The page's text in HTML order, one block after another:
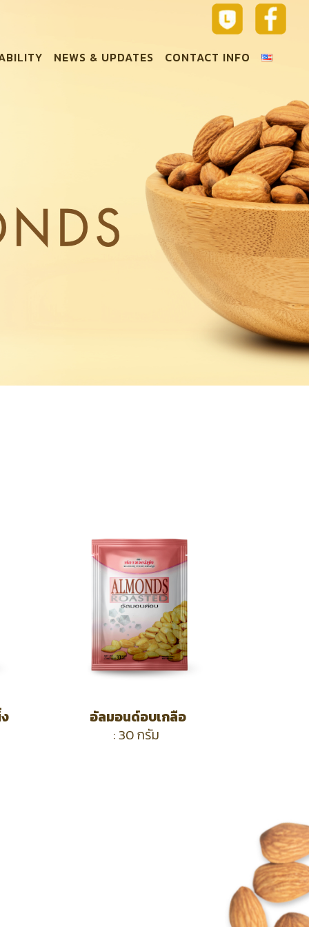
NEWS & UPDATES CONTACT INFO
อัลมอนด์อบเกลือ
: 30 กรัม